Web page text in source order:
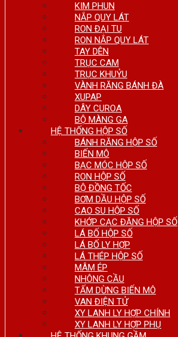
KIM PHUN
NẮP QUY LÁT
RON ĐẠI TU
RON NẮP QUY LÁT
TAY DÊN
TRỤC CAM
TRỤC KHUỶU
VÀNH RĂNG BÁNH ĐÀ
XUPAP
DÂY CUROA
BỘ MÀNG GA
HỆ THỐNG HỘP SỐ
BÁNH RĂNG HỘP SỐ
BIẾN MÔ
BẠC MÓC HỘP SỐ
RON HỘP SỐ
BỘ ĐỒNG TỐC
BƠM DẦU HỘP SỐ
CAO SU HỘP SỐ
KHỚP CẠC ĐĂNG HỘP SỐ
LÁ BỐ HỘP SỐ
LÁ BỐ LY HỢP
LÁ THÉP HỘP SỐ
MÂM ÉP
NHÔNG CẦU
TẤM DỪNG BIẾN MÔ
VAN ĐIỆN TỬ
XY LANH LY HỢP CHÍNH
XY LANH LY HỢP PHỤ